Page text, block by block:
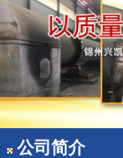
公司简介